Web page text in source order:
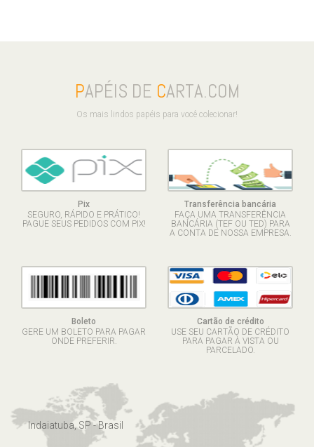
PAPÉIS DE CARTA.COM
Os mais lindos papéis para você colecionar!
Pix
SEGURO, RÁPIDO E PRÁTICO!
PAGUE SEUS PEDIDOS COM PIX!
Transferência bancária
FAÇA UMA TRANSFERÊNCIA
BANCÁRIA (TEF OU TED) PARA
A CONTA DE NOSSA EMPRESA.
Boleto
GERE UM BOLETO PARA PAGAR
ONDE PREFERIR.
Cartão de crédito
USE SEU CARTÃO DE CRÉDITO
PARA PAGAR À VISTA OU
PARCELADO.
Indaiatuba, SP - Brasil